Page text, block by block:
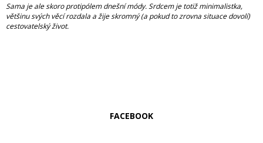
Sama je ale skoro protipólem dnešní módy. Srdcem je totiž minimalistka,
většinu svých věcí rozdala a žije skromný (a pokud to zrovna situace dovolí)
cestovatelský život.
FACEBOOK